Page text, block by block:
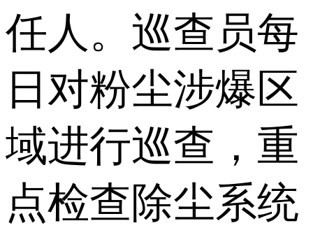
任人。巡查员每
日对粉尘涉爆区
域进行巡查，重
点检查除尘系统